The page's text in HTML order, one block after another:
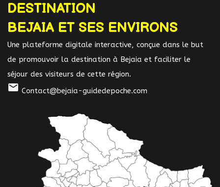
DESTINATION
BEJAIA ET SES ENVIRONS
Une plateforme digitale interactive, conçue dans le but
de promouvoir la destination à Bejaia et faciliter le
séjour des visiteurs de cette région.
mail Contact@bejaia-guidedepoche.com